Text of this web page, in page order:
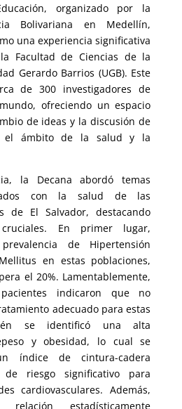
organizado por la
Bolivariana en Medellín,
una experiencia significativa
Facultad de Ciencias de la
Gerardo Barrios (UGB). Este
de 300 investigadores de
ofreciendo un espacio
de ideas y la discusión de
el ámbito de la salud y la
la Decana abordó temas
con la salud de las
de El Salvador, destacando
En primer lugar,
de Hipertensión
en estas poblaciones,
el 20%. Lamentablemente,
indicaron que no
adecuado para estas
se identificó una alta
y obesidad, lo cual se
índice de cintura-cadera
riesgo significativo para
cardiovasculares. Además,
estadísticamente